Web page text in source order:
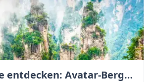
Zhangjiajie entdecken: Avatar-Berge & Altstadt von Fenghuang